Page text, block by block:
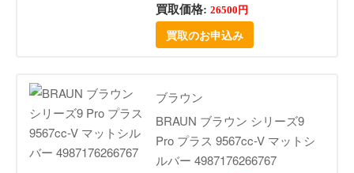
買取価格: 26500円
買取のお申込み
ブラウン
BRAUN ブラウン シリーズ9
Pro プラス 9567cc-V マットシ
ルバー 4987176266767